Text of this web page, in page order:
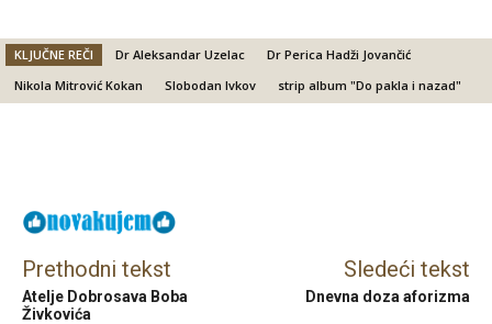
KLJUČNE REČI Dr Aleksandar Uzelac
Dr Perica Hadži Jovančić
Nikola Mitrović Kokan
Slobodan Ivkov strip album "Do pakla i nazad"
Prethodni tekst
Atelje Dobrosava Boba
Živkovića
Sledeći tekst
Dnevna doza aforizma